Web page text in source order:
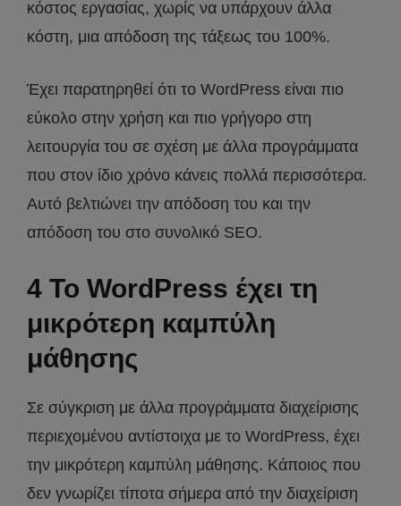
κόστος εργασίας, χωρίς να υπάρχουν άλλα
κόστη, μια απόδοση της τάξεως του 100%.
Έχει παρατηρηθεί ότι το WordPress είναι πιο
εύκολο στην χρήση και πιο γρήγορο στη
λειτουργία του σε σχέση με άλλα προγράμματα
που στον ίδιο χρόνο κάνεις πολλά περισσότερα.
Αυτό βελτιώνει την απόδοση του και την
απόδοση του στο συνολικό SEO.
4 Το WordPress έχει τη
μικρότερη καμπύλη
μάθησης
Σε σύγκριση με άλλα προγράμματα διαχείρισης
περιεχομένου αντίστοιχα με το WordPress, έχει
την μικρότερη καμπύλη μάθησης. Κάποιος που
δεν γνωρίζει τίποτα σήμερα από την διαχείριση